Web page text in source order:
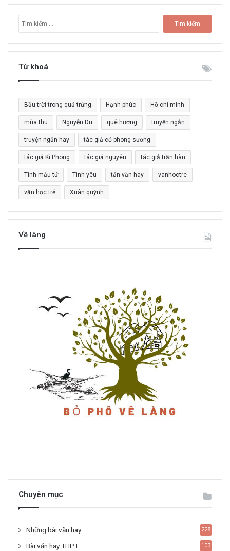
m
k
c
h
o
:
Từ khoá
Bầu trời trong quả trứng Hạnh phúc Hồ chí minh
mùa thu Nguyễn Du quê hương truyện ngắn
truyện ngắn hay tác giả cỏ phong sương
tác giả Kì Phong tác giả nguyên tác giả trần hàn
Tình mẫu tử Tình yêu tản văn hay vanhoctre
văn học trẻ Xuân quỳnh
Về làng
Chuyên mục
Những bài văn hay 228
Bài văn hay THPT 103